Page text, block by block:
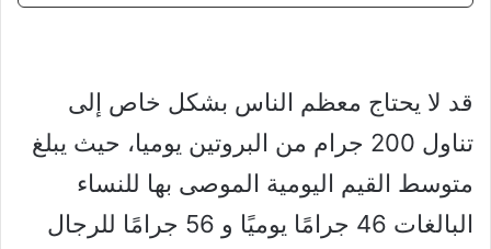
قد لا يحتاج معظم الناس بشكل خاص إلى
تناول 200 جرام من البروتين يوميا، حيث يبلغ
متوسط ​​القيم اليومية الموصى بها للنساء
البالغات 46 جرامًا يوميًا و 56 جرامًا للرجال